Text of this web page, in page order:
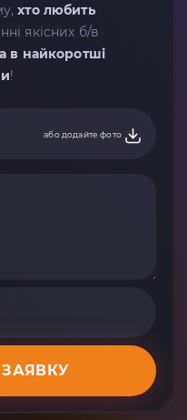
хто любить
якісних б/в
в найкоротші
!
або додайте фото